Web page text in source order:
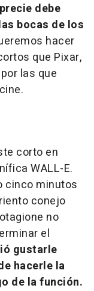
debe
bocas de los
hacer
que Pixar,
las que
corto en
WALL-E.
cinco minutos
conejo
no
el
gustarle
hacerle la
de la función.